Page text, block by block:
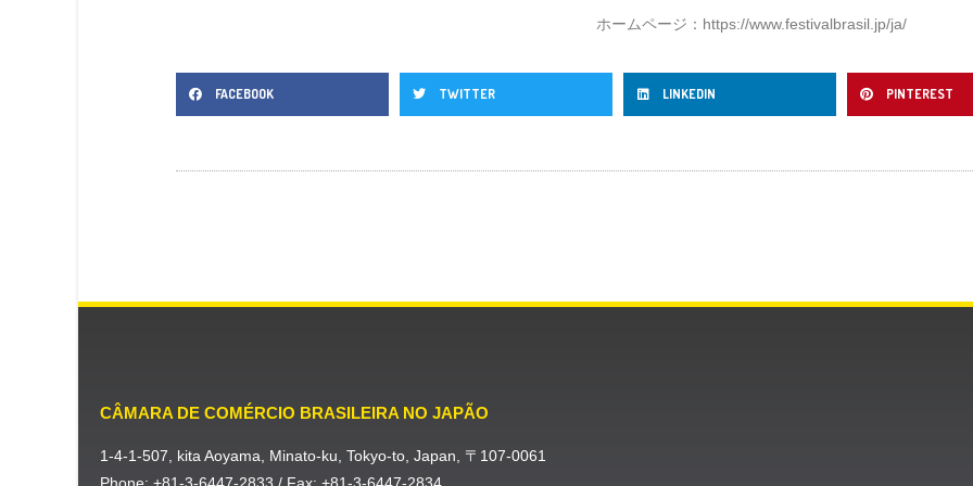
ホームページ： https://www.festivalbrasil.jp/ja/
FACEBOOK TWITTER LINKEDIN PINTEREST
CÂMARA DE COMÉRCIO BRASILEIRA NO JAPÃO
1-4-1-507, kita Aoyama, Minato-ku, Tokyo-to, Japan, 〒107-0061
Phone: +81-3-6447-2833 / Fax: +81-3-6447-2834